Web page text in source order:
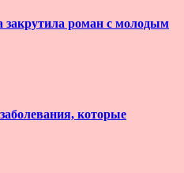
закрутила роман с молодым
которые